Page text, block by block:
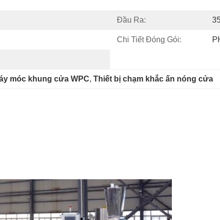
Đầu Ra:
Chi Tiết Đóng Gói:
móc khung cửa WPC, Thiết bị chạm khắc ấn nóng cửa